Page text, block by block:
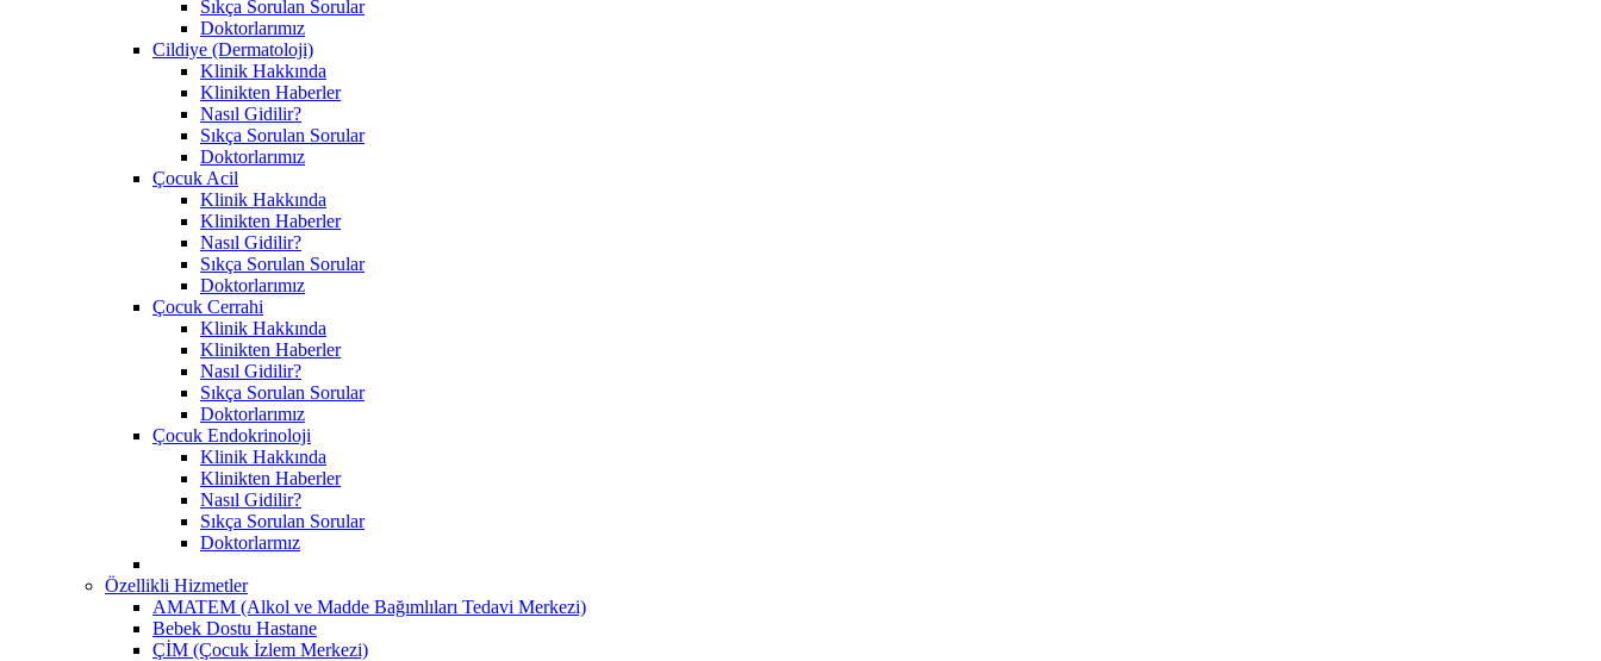
Sıkça Sorulan Sorular
Doktorlarımız
Cildiye (Dermatoloji)
Klinik Hakkında
Klinikten Haberler
Nasıl Gidilir?
Sıkça Sorulan Sorular
Doktorlarımız
Çocuk Acil
Klinik Hakkında
Klinikten Haberler
Nasıl Gidilir?
Sıkça Sorulan Sorular
Doktorlarımız
Çocuk Cerrahi
Klinik Hakkında
Klinikten Haberler
Nasıl Gidilir?
Sıkça Sorulan Sorular
Doktorlarımız
Çocuk Endokrinoloji
Klinik Hakkında
Klinikten Haberler
Nasıl Gidilir?
Sıkça Sorulan Sorular
Doktorlarmız
Özellikli Hizmetler
AMATEM (Alkol ve Madde Bağımlıları Tedavi Merkezi)
Bebek Dostu Hastane
ÇİM (Çocuk İzlem Merkezi)